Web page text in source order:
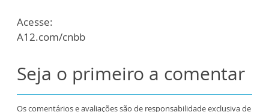
Acesse:
A12.com/cnbb
Seja o primeiro a comentar
Os comentários e avaliações são de responsabilidade exclusiva de